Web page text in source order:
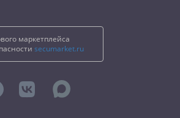
маркетплейса
secumarket.ru